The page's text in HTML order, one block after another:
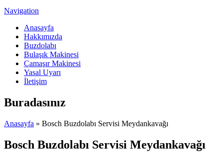
Navigation
Anasayfa
Hakkımızda
Buzdolabı
Bulaşık Makinesi
Çamaşır Makinesi
Yasal Uyarı
İletişim
Buradasınız
Anasayfa » Bosch Buzdolabı Servisi Meydankavağı
Bosch Buzdolabı Servisi Meydankavağı